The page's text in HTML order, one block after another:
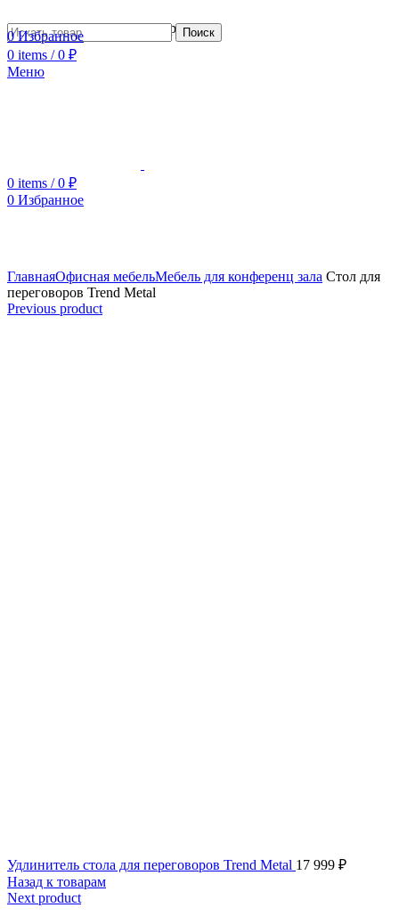
Сотрудничество с дизайнерамиПоиск
0Избранное
0 items / 0 ₽
Меню
0 items / 0 ₽
0 Избранное
ГлавнаяОфисная мебельМебель для конференц зала Стол для
переговоров Trend Metal
Previous product
Удлинитель стола для переговоров Trend Metal 17 999 ₽
Назад к товарам
Next product